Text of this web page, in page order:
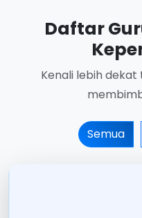
Daftar
Kenali lebih
Semua